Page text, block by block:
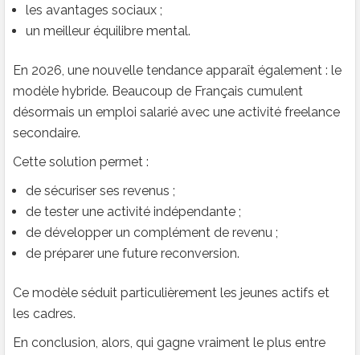
les avantages sociaux ;
un meilleur équilibre mental.
En 2026, une nouvelle tendance apparaît également : le
modèle hybride. Beaucoup de Français cumulent
désormais un emploi salarié avec une activité freelance
secondaire.
Cette solution permet :
de sécuriser ses revenus ;
de tester une activité indépendante ;
de développer un complément de revenu ;
de préparer une future reconversion.
Ce modèle séduit particulièrement les jeunes actifs et
les cadres.
En conclusion, alors, qui gagne vraiment le plus entre